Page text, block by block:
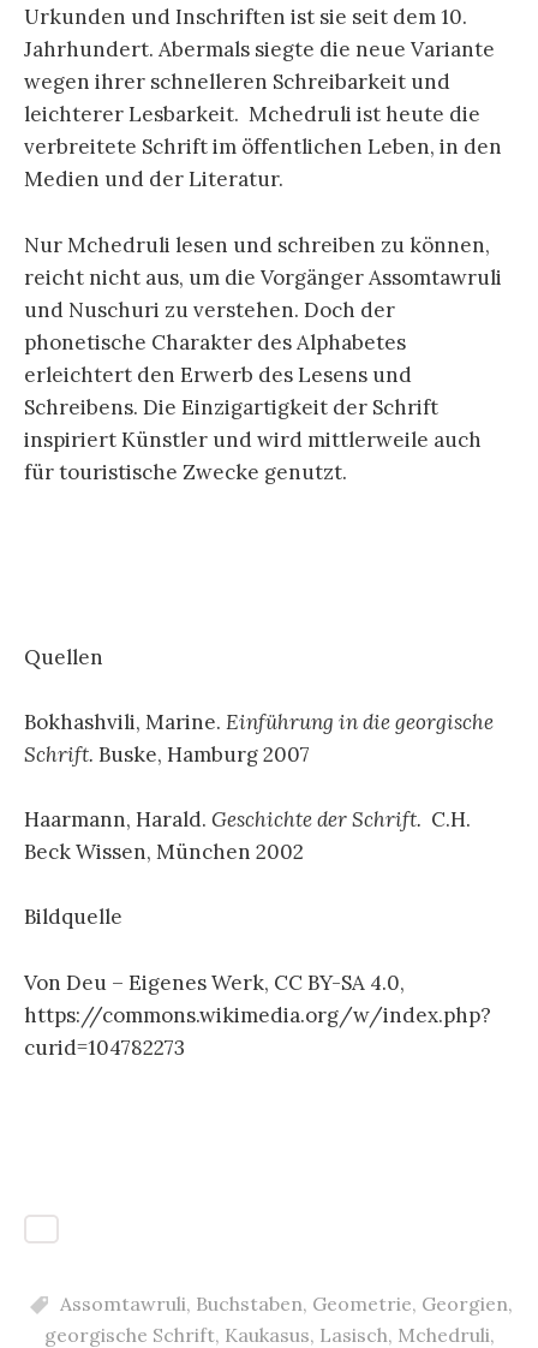
Urkunden und Inschriften ist sie seit dem 10.
Jahrhundert. Abermals siegte die neue Variante
wegen ihrer schnelleren Schreibarkeit und
leichterer Lesbarkeit. Mchedruli ist heute die
verbreitete Schrift im öffentlichen Leben, in den
Medien und der Literatur.
Nur Mchedruli lesen und schreiben zu können,
reicht nicht aus, um die Vorgänger Assomtawruli
und Nuschuri zu verstehen. Doch der
phonetische Charakter des Alphabetes
erleichtert den Erwerb des Lesens und
Schreibens. Die Einzigartigkeit der Schrift
inspiriert Künstler und wird mittlerweile auch
für touristische Zwecke genutzt.
Quellen
Bokhashvili, Marine. Einführung in die georgische
Schrift. Buske, Hamburg 2007
Haarmann, Harald. Geschichte der Schrift. C.H.
Beck Wissen, München 2002
Bildquelle
Von Deu – Eigenes Werk, CC BY-SA 4.0,
https://commons.wikimedia.org/w/index.php?
curid=104782273
Assomtawruli, Buchstaben, Geometrie, Georgien,
georgische Schrift, Kaukasus, Lasisch, Mchedruli,